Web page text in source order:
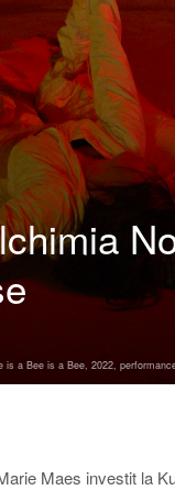
is a Bee is a Bee, 2022,
Maes investit la